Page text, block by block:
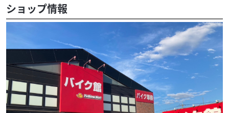
ショップ情報